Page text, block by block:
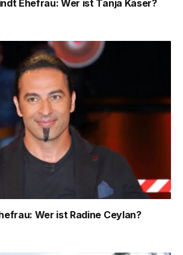
Ehefrau: Wer ist Tanja Käser?
Wer ist Radine Ceylan?